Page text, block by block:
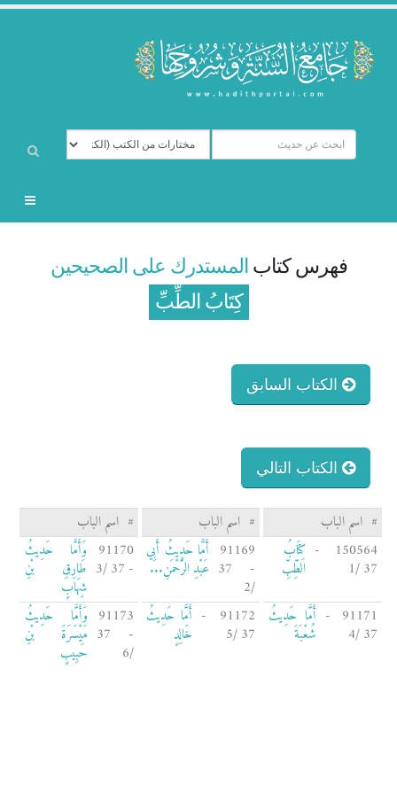
فهرس كتاب المستدرك على الصحيحين
كِتَابُ الطِّبِّ
الكتاب السابق
الكتاب التالي
# اسم الباب # اسم الباب # اسم الباب
150564 -
37 /1
كِتَابُ
الطِّبِّ
91169
- 37
/2
أَمَّا حَدِيثُ أَبِي
عَبْدِ الرَّحْمَنِ...
91170
- 37 /3
وَأَمَّا حَدِيثُ
طَارِقِ بْنِ
شِهَابٍ
91171 -
37 /4
أَمَّا حَدِيثُ
شُعْبَةَ
91172 -
37 /5
أَمَّا حَدِيثُ
خَالِدٍ
91173
- 37
/6
وَأَمَّا حَدِيثُ
مَيْسَرَةَ بْنِ
حَبِيبٍ